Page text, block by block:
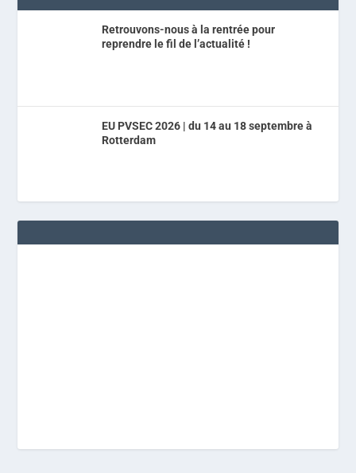
Retrouvons-nous à la rentrée pour
reprendre le fil de l’actualité !
EU PVSEC 2026 | du 14 au 18 septembre à
Rotterdam